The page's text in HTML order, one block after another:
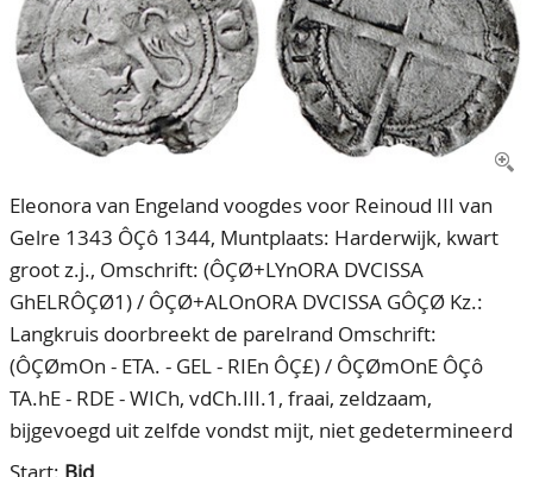
Our Team
80 Years NPV
CONTACT
ACCOUNT
Eleonora van Engeland voogdes voor Reinoud III van
Gelre 1343 ÔÇô 1344, Muntplaats: Harderwijk, kwart
groot z.j., Omschrift: (ÔÇØ+LYnORA DVCISSA
GhELRÔÇØ1) / ÔÇØ+ALOnORA DVCISSA GÔÇØ Kz.:
Langkruis doorbreekt de parelrand Omschrift:
(ÔÇØmOn - ETA. - GEL - RIEn ÔÇ£) / ÔÇØmOnE ÔÇô
TA.hE - RDE - WICh, vdCh.III.1, fraai, zeldzaam,
bijgevoegd uit zelfde vondst mijt, niet gedetermineerd